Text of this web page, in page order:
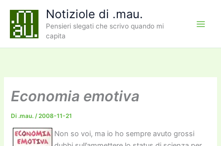
contenuto
Notiziole di .mau.
Pensieri slegati che scrivo quando mi
capita
Economia emotiva
Di .mau./2008-11-21
Non so voi, ma io ho sempre avuto grossi